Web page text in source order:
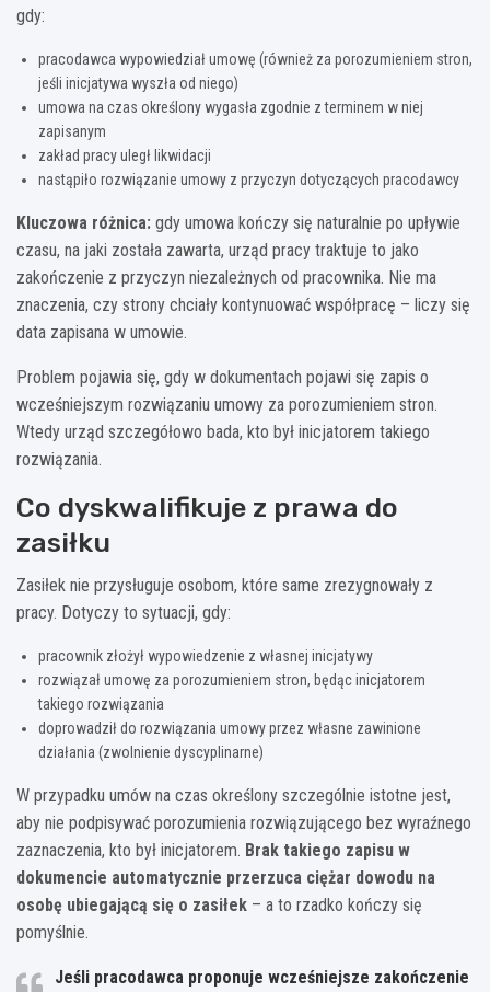
gdy:
pracodawca wypowiedział umowę (również za porozumieniem stron,
jeśli inicjatywa wyszła od niego)
umowa na czas określony wygasła zgodnie z terminem w niej
zapisanym
zakład pracy uległ likwidacji
nastąpiło rozwiązanie umowy z przyczyn dotyczących pracodawcy
Kluczowa różnica: gdy umowa kończy się naturalnie po upływie
czasu, na jaki została zawarta, urząd pracy traktuje to jako
zakończenie z przyczyn niezależnych od pracownika. Nie ma
znaczenia, czy strony chciały kontynuować współpracę – liczy się
data zapisana w umowie.
Problem pojawia się, gdy w dokumentach pojawi się zapis o
wcześniejszym rozwiązaniu umowy za porozumieniem stron.
Wtedy urząd szczegółowo bada, kto był inicjatorem takiego
rozwiązania.
Co dyskwalifikuje z prawa do
zasiłku
Zasiłek nie przysługuje osobom, które same zrezygnowały z
pracy. Dotyczy to sytuacji, gdy:
pracownik złożył wypowiedzenie z własnej inicjatywy
rozwiązał umowę za porozumieniem stron, będąc inicjatorem
takiego rozwiązania
doprowadził do rozwiązania umowy przez własne zawinione
działania (zwolnienie dyscyplinarne)
W przypadku umów na czas określony szczególnie istotne jest,
aby nie podpisywać porozumienia rozwiązującego bez wyraźnego
zaznaczenia, kto był inicjatorem. Brak takiego zapisu w
dokumencie automatycznie przerzuca ciężar dowodu na
osobę ubiegającą się o zasiłek – a to rzadko kończy się
pomyślnie.
Jeśli pracodawca proponuje wcześniejsze zakończenie